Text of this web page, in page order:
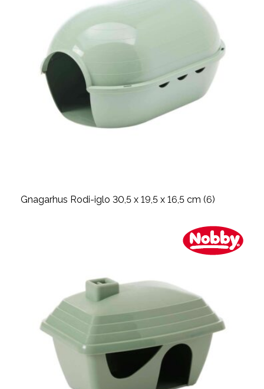
Gnagarhus Rodi-iglo 30,5 x 19,5 x 16,5 cm (6)